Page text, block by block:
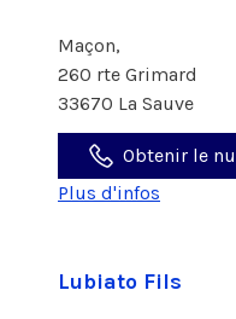
Maçon,
260 rte Grimard
33670 La Sauve
Obtenir le
Plus d'infos
Lubiato Fils